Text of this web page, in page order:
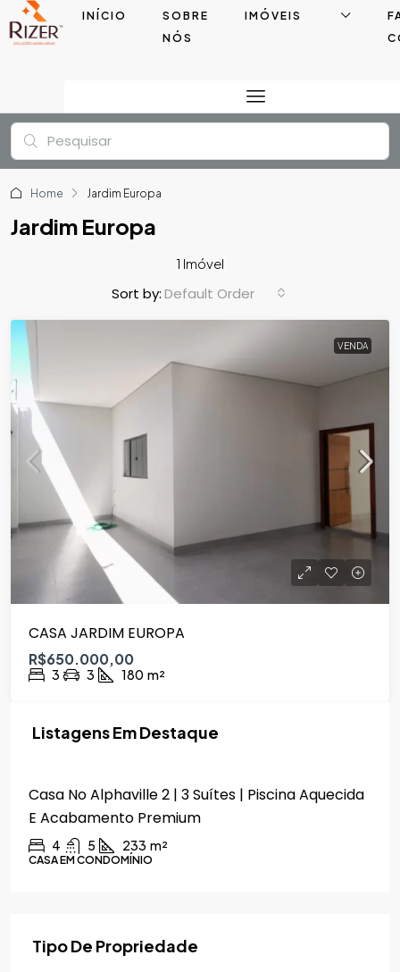
INÍCIO
SOBRE
NÓS
IMÓVEIS
Home Jardim Europa
Jardim Europa
1 Imóvel
Sort by:Default Order
VENDA
CASA JARDIM EUROPA
R$650.000,00
3 3 180 m²
Listagens Em Destaque
R$2.690.000,00
Casa No Alphaville 2 | 3 Suítes | Piscina Aquecida
E Acabamento Premium
4 5 233 m²
CASA EM CONDOMÍNIO
Tipo De Propriedade